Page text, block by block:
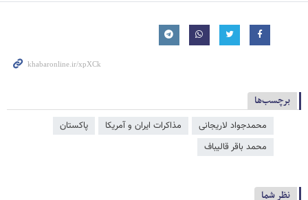
برچسب‌ها
محمدجواد لاریجانی مذاکرات ایران و آمریکا
پاکستان
محمد باقر قالیباف
نظر شما